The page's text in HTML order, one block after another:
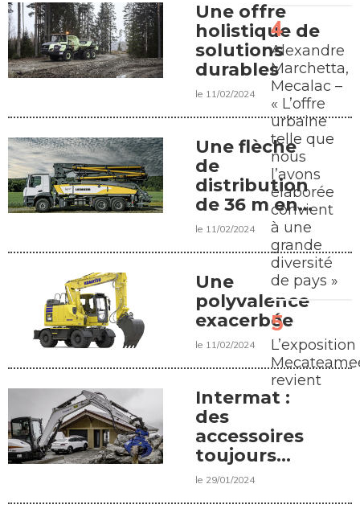
Une offre
holistique de
solutions
durables
le 11/02/2024
Une flèche
de
distribution
de 36 m en
pliage
multiple
le 11/02/2024
Une
polyvalence
exacerbée
le 11/02/2024
Intermat :
des
accessoires
toujours
plus variés
le 29/01/2024
Alexandre
Marchetta,
Mecalac –
« L’offre
urbaine
telle que
nous
l’avons
élaborée
convient
à une
grande
diversité
de pays »
L’exposition
revient